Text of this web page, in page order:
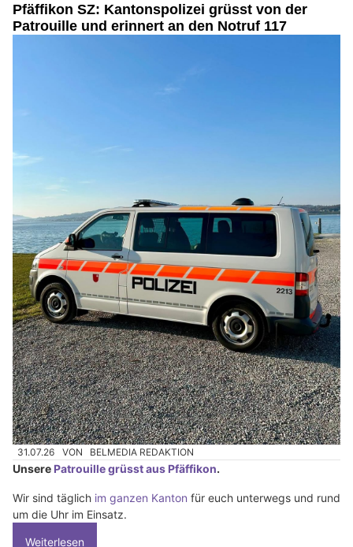
Pfäffikon SZ: Kantonspolizei grüsst von der
Patrouille und erinnert an den Notruf 117
31.07.26 VON BELMEDIA REDAKTION
Unsere Patrouille grüsst aus Pfäffikon.
Wir sind täglich im ganzen Kanton für euch unterwegs und rund
um die Uhr im Einsatz.
Weiterlesen